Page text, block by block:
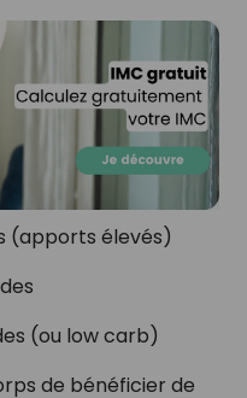
(apports élevés)
(ou low carb)
de bénéficier de